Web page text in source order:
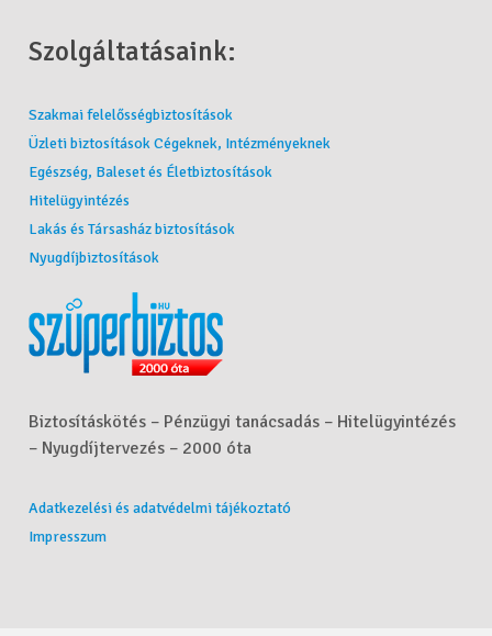
Szolgáltatásaink:
Szakmai felelősségbiztosítások
Üzleti biztosítások Cégeknek, Intézményeknek
Egészség, Baleset és Életbiztosítások
Hitelügyintézés
Lakás és Társasház biztosítások
Nyugdíjbiztosítások
Biztosításkötés – Pénzügyi tanácsadás – Hitelügyintézés
– Nyugdíjtervezés – 2000 óta
Adatkezelési és adatvédelmi tájékoztató
Impresszum